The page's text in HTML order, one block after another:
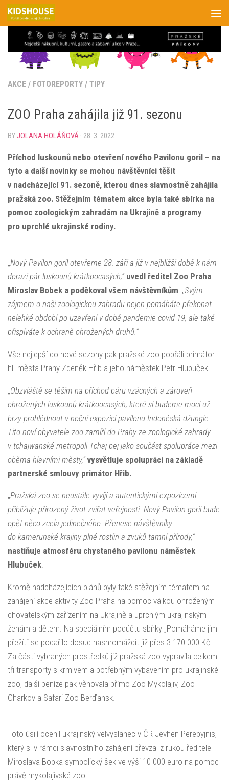
Skip to content
AKCE / FOTOREPORTY / TIPY
ZOO Praha zahájila již 91. sezonu
BYJOLANA HOLÁŇOVÁ · 28. 3. 2022
Příchod luskounů nebo otevření nového Pavilonu goril – na
tyto a další novinky se mohou návštěvníci těšit
v nadcházející 91. sezoně, kterou dnes slavnostně zahájila
pražská zoo. Stěžejním tématem akce byla také sbírka na
pomoc zoologickým zahradám na Ukrajině a programy
pro uprchlé ukrajinské rodiny.
„Nový Pavilon goril otevřeme 28. září a již v nejbližší době k nám
dorazí pár luskounů krátkoocasých,“ uvedl ředitel Zoo Praha
Miroslav Bobek a poděkoval všem návštěvníkům: „Svým
zájmem o naši zoologickou zahradu nejen pomáháte překonat
nelehké období po uzavření v době pandemie covid-19, ale také
přispíváte k ochraně ohrožených druhů.“
Vše nejlepší do nové sezony pak pražské zoo popřáli primátor
hl. města Prahy Zdeněk Hřib a jeho náměstek Petr Hlubuček.
„Obzvláště se těším na příchod páru vzácných a zároveň
ohrožených luskounů krátkoocasých, které si budeme moci už
brzy prohlédnout v noční expozici pavilonu Indonéská džungle.
Tito noví obyvatele zoo zamíří do Prahy ze zoologické zahrady
v tchajwanské metropoli Tchaj-pej jako součást spolupráce mezi
oběma hlavními městy,“ vysvětluje spolupráci na základě
partnerské smlouvy primátor Hřib.
„Pražská zoo se neustále vyvíjí a autentickými expozicemi
přibližuje přirozený život zvířat veřejnosti. Nový Pavilon goril bude
opět něco zcela jedinečného. Přenese návštěvníky
do kamerunské krajiny plné rostlin a zvuků tamní přírody,“
nastiňuje atmosféru chystaného pavilonu náměstek
Hlubuček.
Kromě nadcházejících plánů byly také stěžejním tématem na
zahájení akce aktivity Zoo Praha na pomoc válkou ohroženým
chovatelským zařízením na Ukrajině a uprchlým ukrajinským
ženám a dětem. Na speciálním podúčtu sbírky „Pomáháme jim
přežít“ se podařilo dosud nashromáždit již přes 3 170 000 Kč.
Za části vybraných prostředků již pražská zoo vypravila celkem
tři transporty s krmivem a potřebným vybavením pro ukrajinské
zoo, další peníze pak věnovala přímo Zoo Mykolajiv, Zoo
Charkov a Safari Zoo Berďansk.
Toto úsilí ocenil ukrajinský velvyslanec v ČR Jevhen Perebyjnis,
který si v rámci slavnostního zahájení převzal z rukou ředitele
Miroslava Bobka symbolický šek ve výši 10 000 euro na pomoc
právě mykolajivské zoo.